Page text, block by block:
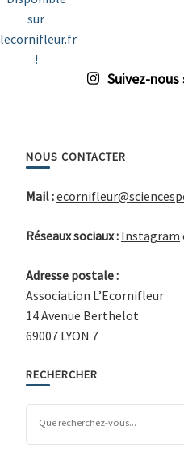
Suivez-
NOUS CONTACTER
Mail :
Réseaux sociaux : Instagram
Adresse postale :
Association L’Ecornifleur
14 Avenue Berthelot
69007 LYON 7
RECHERCHER